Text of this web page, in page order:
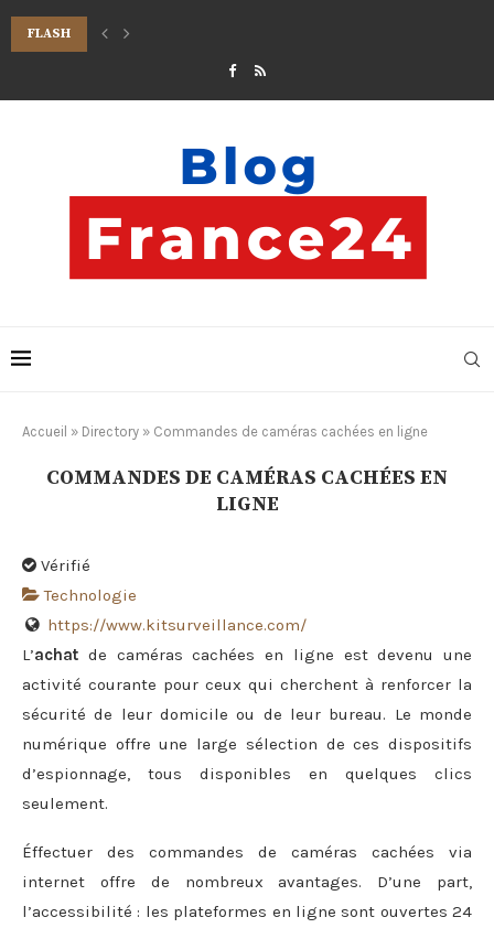
FLASH
LIT AU SOL ENFANT 70×140 : UNE SOLUTION IDÉALE POUR LE SOMMEIL ET
Accueil » Directory » Commandes de caméras cachées en ligne
COMMANDES DE CAMÉRAS CACHÉES EN
LIGNE
Vérifié
Technologie
https://www.kitsurveillance.com/
L’achat de caméras cachées en ligne est devenu une
activité courante pour ceux qui cherchent à renforcer la
sécurité de leur domicile ou de leur bureau. Le monde
numérique offre une large sélection de ces dispositifs
d’espionnage, tous disponibles en quelques clics
seulement.
Éffectuer des commandes de caméras cachées via
internet offre de nombreux avantages. D’une part,
l’accessibilité : les plateformes en ligne sont ouvertes 24